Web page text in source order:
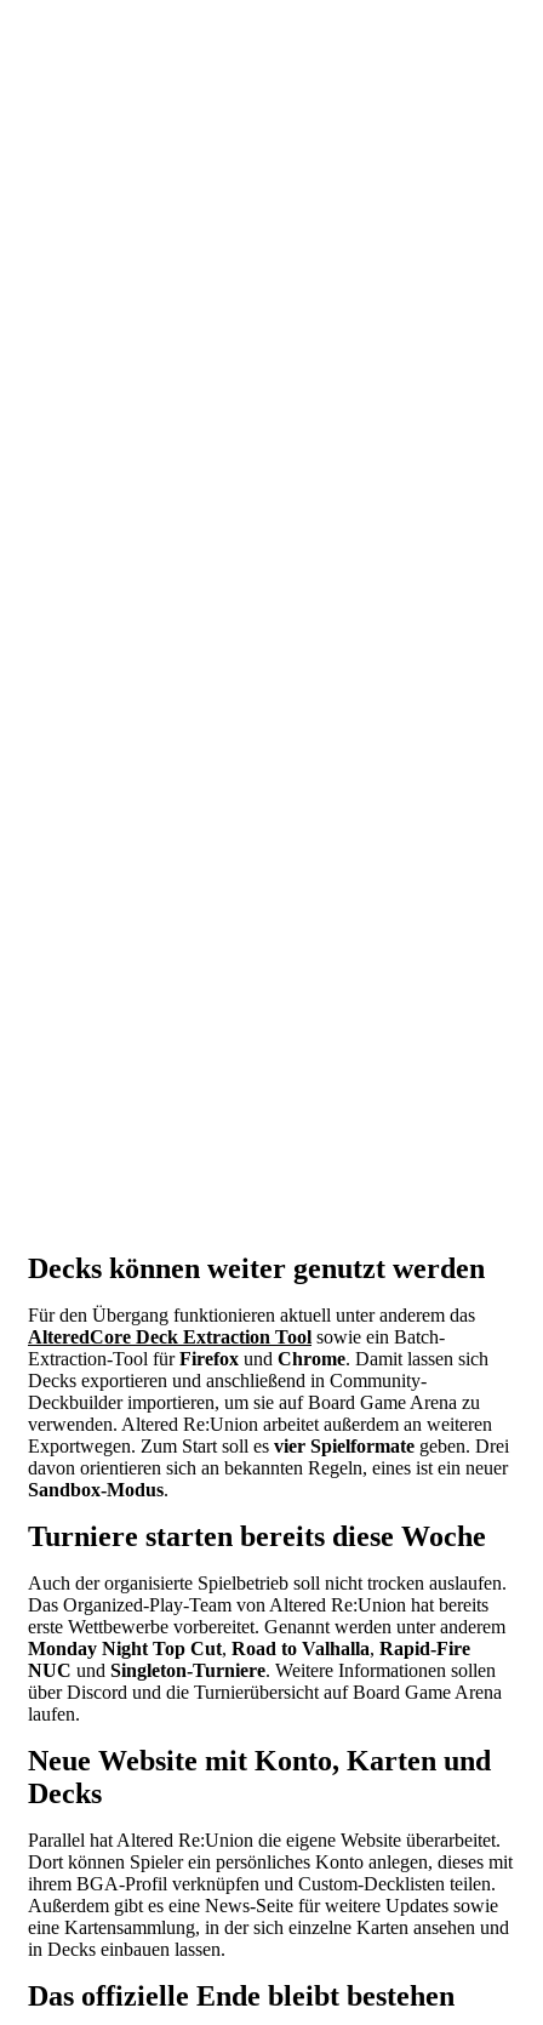
Decks können weiter genutzt werden
Für den Übergang funktionieren aktuell unter anderem das
AlteredCore Deck Extraction Tool sowie ein Batch-
Extraction-Tool fürFirefox und Chrome. Damit lassen sich
Decks exportieren und anschließend in Community-
Deckbuilder importieren, um sie auf Board Game Arena zu
verwenden. Altered Re:Union arbeitet außerdem an weiteren
Exportwegen. Zum Start soll es vier Spielformate geben. Drei
davon orientieren sich an bekannten Regeln, eines ist ein neuer
Sandbox-Modus.
Turniere starten bereits diese Woche
Auch der organisierte Spielbetrieb soll nicht trocken auslaufen.
Das Organized-Play-Team von Altered Re:Union hat bereits
erste Wettbewerbe vorbereitet. Genannt werden unter anderem
Monday Night Top Cut, Road to Valhalla, Rapid-Fire
NUC und Singleton-Turniere. Weitere Informationen sollen
über Discord und die Turnierübersicht auf Board Game Arena
laufen.
Neue Website mit Konto, Karten und
Decks
Parallel hat Altered Re:Union die eigene Website überarbeitet.
Dort können Spieler ein persönliches Konto anlegen, dieses mit
ihrem BGA-Profil verknüpfen und Custom-Decklisten teilen.
Außerdem gibt es eine News-Seite für weitere Updates sowie
eine Kartensammlung, in der sich einzelne Karten ansehen und
in Decks einbauen lassen.
Das offizielle Ende bleibt bestehen